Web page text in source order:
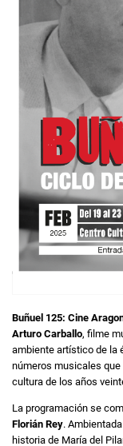
Buñuel 125: Cine
Arturo Carballo, filme
ambiente artístico de la
números musicales
cultura de los años
La programación se
Florián Rey.
historia de María del